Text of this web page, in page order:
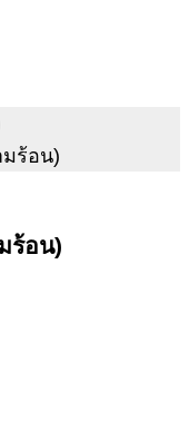
มร้อน)
ร้อน)